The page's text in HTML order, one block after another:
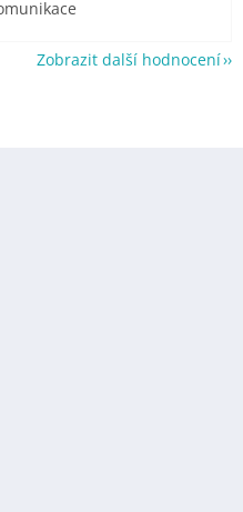
Zobrazit další hodnocení